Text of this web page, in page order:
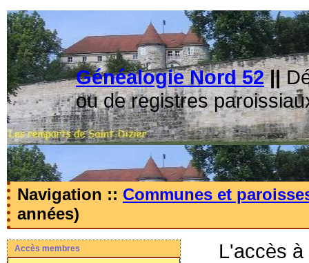
Généalogie Nord 52||
ou de registres
Navigation :: Communes et
années)
Accès membres L'accès